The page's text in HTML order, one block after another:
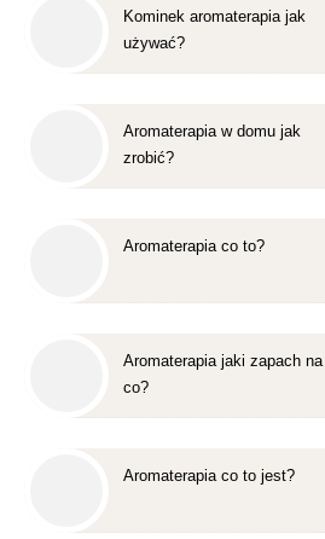
Kominek aromaterapia jak
używać?
Aromaterapia w domu jak
zrobić?
Aromaterapia co to?
Aromaterapia jaki zapach na
co?
Aromaterapia co to jest?